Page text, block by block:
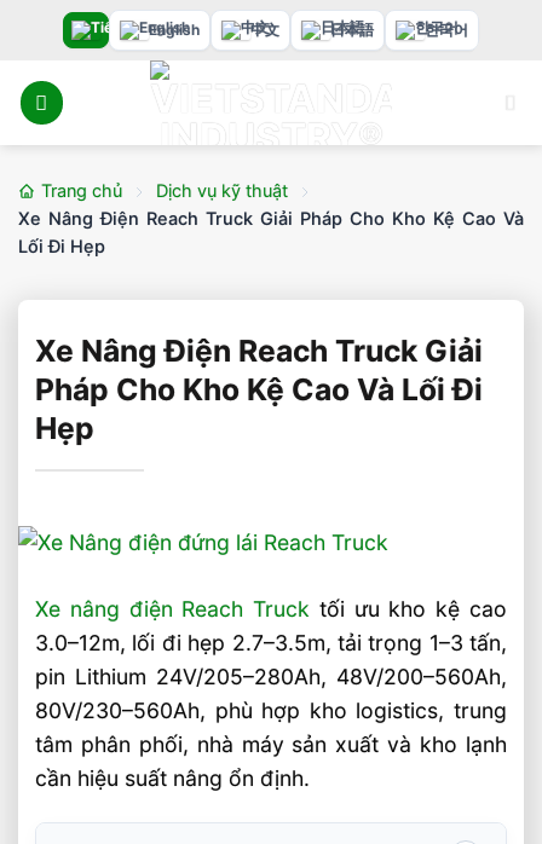
nội
dung
English 中文 日本語 한국어
Trang chủ
Dịch vụ kỹ thuật
Xe Nâng Điện Reach Truck Giải Pháp Cho Kho Kệ Cao Và
Lối Đi Hẹp
Xe Nâng Điện Reach Truck Giải
Pháp Cho Kho Kệ Cao Và Lối Đi
Hẹp
Xe nâng điện Reach Truck tối ưu kho kệ cao
3.0–12m, lối đi hẹp 2.7–3.5m, tải trọng 1–3 tấn,
pin Lithium 24V/205–280Ah, 48V/200–560Ah,
80V/230–560Ah, phù hợp kho logistics, trung
tâm phân phối, nhà máy sản xuất và kho lạnh
cần hiệu suất nâng ổn định.